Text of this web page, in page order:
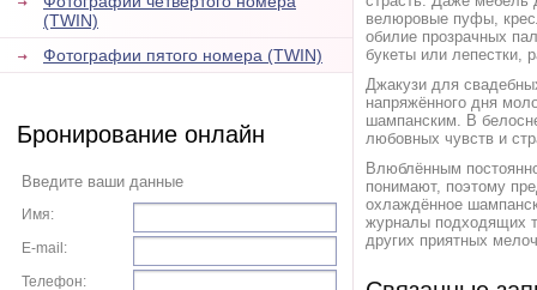
(TWIN)
Фотографии пятого номера (TWIN)
Бронирование онлайн
Введите ваши данные
Имя:
E-mail:
Телефон:
велюровые пуфы,
обилие прозрачных
букеты или лепестки,
Джакузи для
напряжённого дня
шампанским. В
любовных чувств и
Влюблённым
понимают, поэтому
охлаждённое
журналы подходящих
других приятных